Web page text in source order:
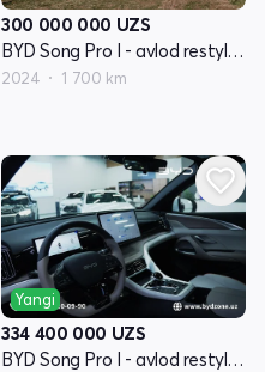
300 000 000 UZS
BYD Song Pro I - avlod restyling
2024 1 700 km
Yangi
334 400 000 UZS
BYD Song Pro I - avlod restyling